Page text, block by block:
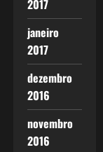
2017
janeiro
2017
dezembro
2016
novembro
2016